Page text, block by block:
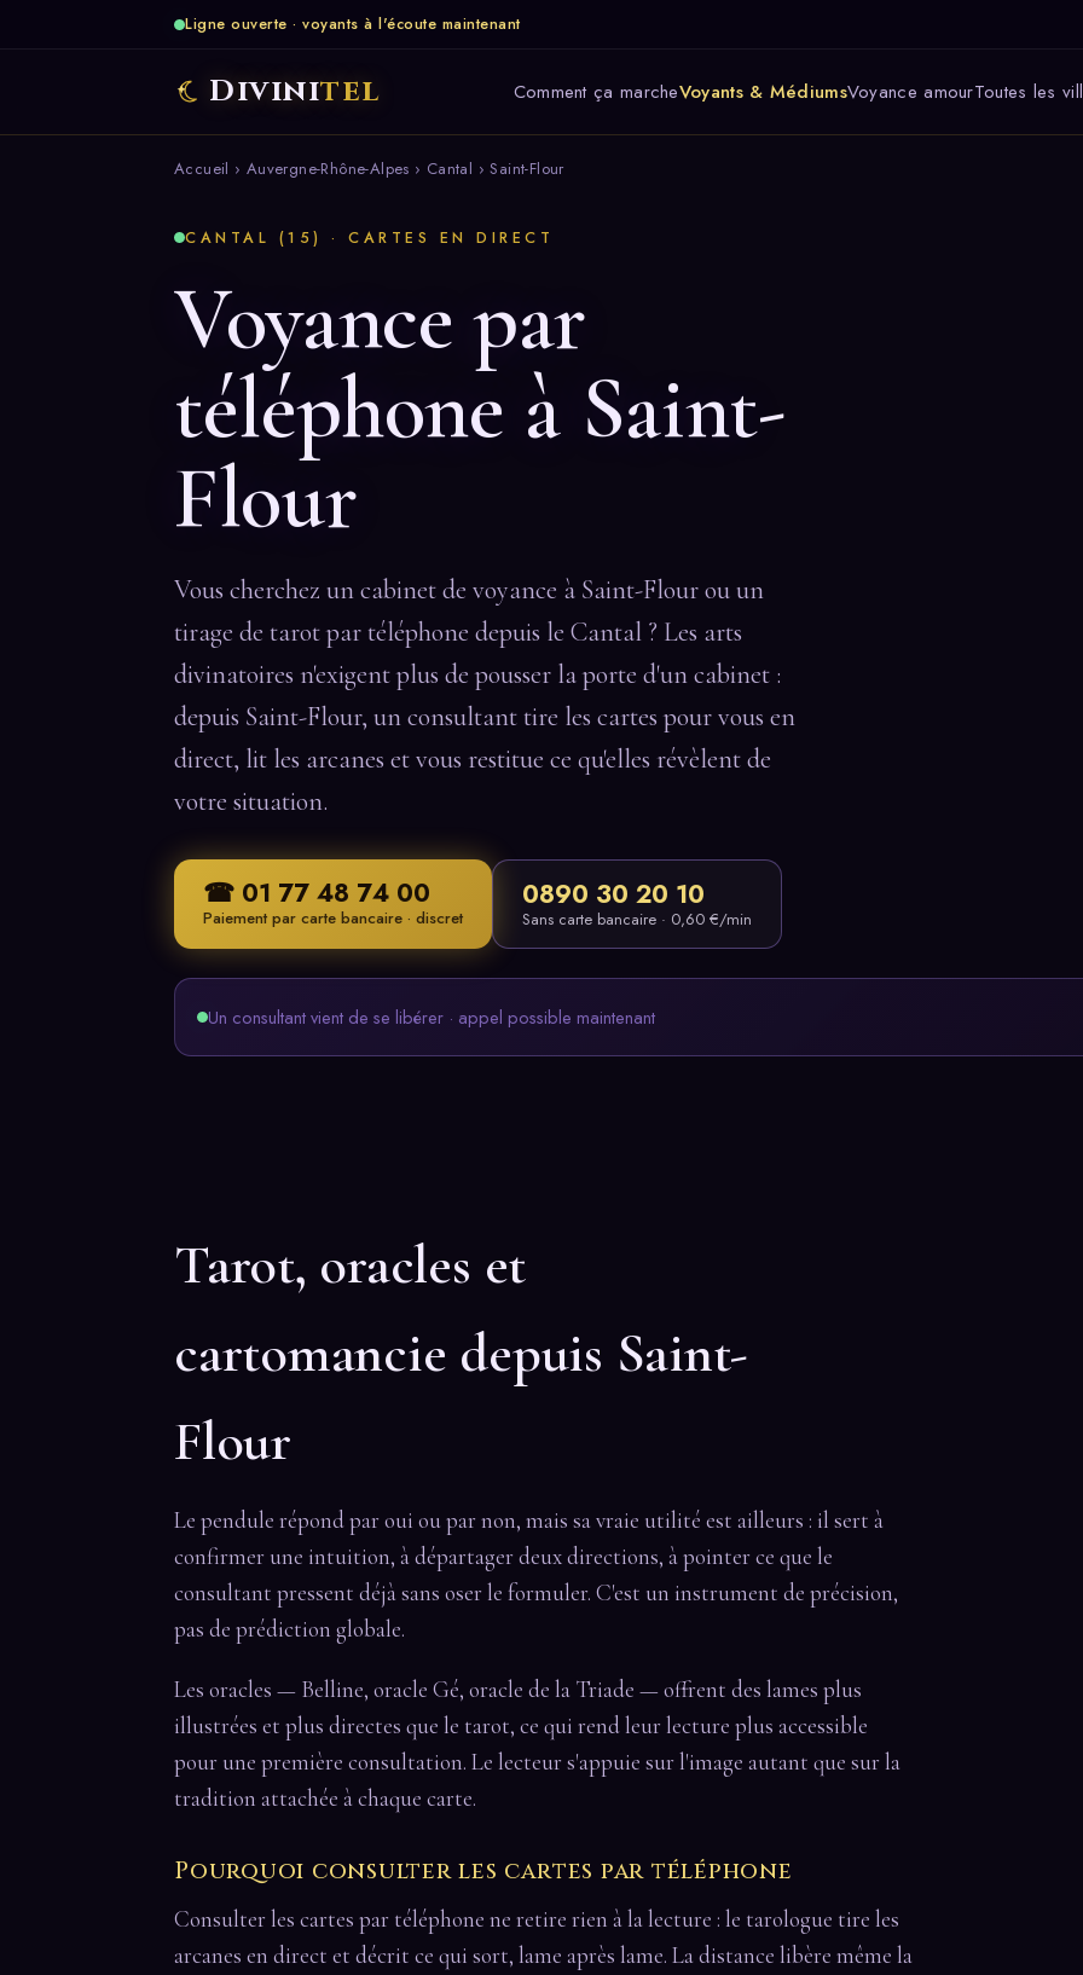
Ligne ouverte · voyants à l'écoute maintenant
Divinitel Comment ça marcheVoyants & MédiumsVoyance amourToutes les
Accueil › Auvergne-Rhône-Alpes › Cantal › Saint-Flour
CANTAL (15) · CARTES EN DIRECT
Voyance par
téléphone à Saint-
Flour
Vous cherchez un cabinet de voyance à Saint-Flour ou un
tirage de tarot par téléphone depuis le Cantal ? Les arts
divinatoires n'exigent plus de pousser la porte d'un cabinet :
depuis Saint-Flour, un consultant tire les cartes pour vous en
direct, lit les arcanes et vous restitue ce qu'elles révèlent de
votre situation.
☎ 01 77 48 74 00
Paiement par carte bancaire · discret
0890 30 20 10
Sans carte bancaire · 0,60 €/min
Un consultant vient de se libérer · appel possible maintenant
Tarot, oracles et
cartomancie depuis Saint-
Flour
Le pendule répond par oui ou par non, mais sa vraie utilité est ailleurs : il sert à
confirmer une intuition, à départager deux directions, à pointer ce que le
consultant pressent déjà sans oser le formuler. C'est un instrument de précision,
pas de prédiction globale.
Les oracles — Belline, oracle Gé, oracle de la Triade — offrent des lames plus
illustrées et plus directes que le tarot, ce qui rend leur lecture plus accessible
pour une première consultation. Le lecteur s'appuie sur l'image autant que sur la
tradition attachée à chaque carte.
Pourquoi consulter les cartes par téléphone
Consulter les cartes par téléphone ne retire rien à la lecture : le tarologue tire les
arcanes en direct et décrit ce qui sort, lame après lame. La distance libère même la